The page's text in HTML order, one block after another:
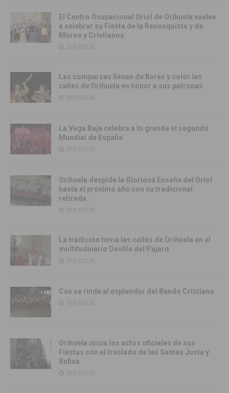
El Centro Ocupacional Oriol de Orihuela vuelve
a celebrar su Fiesta de la Reconquista y de
Moros y Cristianos
20/07/2026
Las comparsas llenan de flores y color las
calles de Orihuela en honor a sus patronas
20/07/2026
La Vega Baja celebra a lo grande el segundo
Mundial de España
20/07/2026
Orihuela despide la Gloriosa Enseña del Oriol
hasta el próximo año con su tradicional
retirada
19/07/2026
La tradición toma las calles de Orihuela en el
multitudinario Desfile del Pájaro
19/07/2026
Cox se rinde al esplendor del Bando Cristiano
18/07/2026
Orihuela inicia los actos oficiales de sus
Fiestas con el traslado de las Santas Justa y
Rufina
18/07/2026